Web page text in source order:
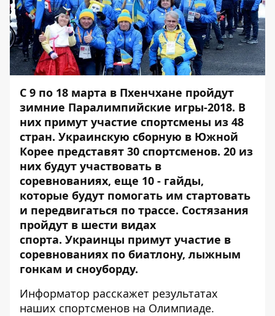
С 9 по 18 марта в Пхенчхане пройдут
зимние Паралимпийские игры-2018. В
них примут участие спортсмены из 48
стран. Украинскую сборную в Южной
Корее представят 30 спортсменов. 20 из
них будут участвовать в
соревнованиях, еще 10 - гайды,
которые будут помогать им стартовать
и передвигаться по трассе. Состязания
пройдут в шести видах
спорта. Украинцы примут участие в
соревнованиях по биатлону, лыжным
гонкам и сноуборду.
Информатор расскажет результатах
наших спортсменов на Олимпиаде.